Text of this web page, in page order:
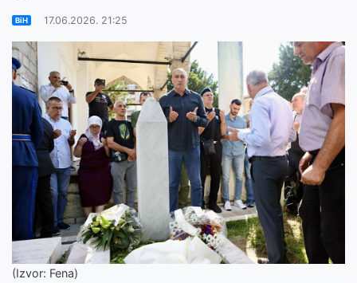
BiH 17.06.2026. 21:25
(Izvor: Fena)